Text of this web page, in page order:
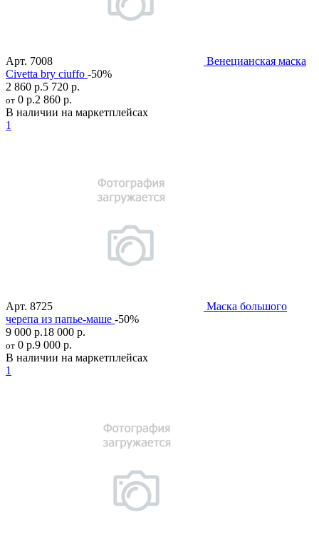
Арт. 7008
Венецианская маска
Civetta bry ciuffo -50%
2 860 р.5 720 р.
от 0 р.2 860 р.
В наличии на маркетплейсах
1
Арт. 8725
Маска большого
черепа из папье-маше -50%
9 000 р.18 000 р.
от 0 р.9 000 р.
В наличии на маркетплейсах
1